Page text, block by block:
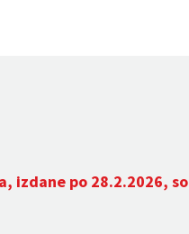
izdane po 28.2.2026, so